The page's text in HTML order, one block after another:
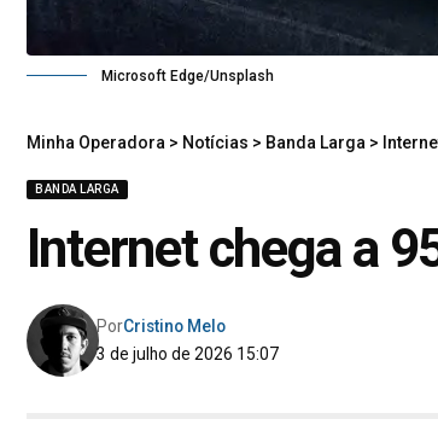
Microsoft Edge/Unsplash
Minha Operadora > Notícias > Banda Larga >
BANDA LARGA
Internet chega a
3 de julho de 2026 15:07
PorCristino Melo